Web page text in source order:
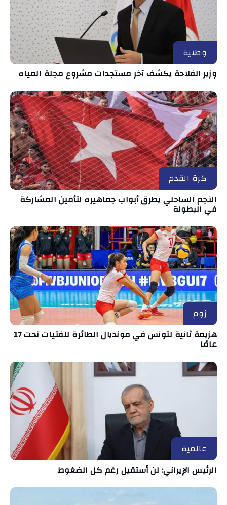
وطنية
وزير الفلاحة يكشف آخر مستجدات مشروع مجلة المياه
كرة القدم
النجم الساحلي يطرق أبواب جماهيره لتأمين المشاركة
في البطولة
زوم
هزيمة ثانية لتونس في مونديال الطائرة للفتيات تحت 17
عامًا
عالمية
الرئيس الإيراني: لن أستقيل رغم كل الضغوط